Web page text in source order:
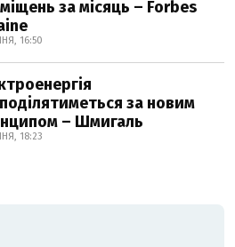
за місяць – Forbes
16:50
за новим
– Шмигаль
18:23